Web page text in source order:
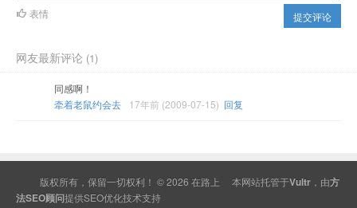
提交评论
表情
网友最新评论 (1)
同感啊！
牵着老鼠约会去
17年前 (2009-07-15) 回复
版权所有，保留一切权利！ © 2026 在路上 本网站托管于Vultr ，由方
法SEO顾问提供SEO优化技术支持